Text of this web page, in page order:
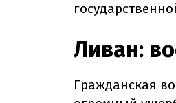
Ливан:
Гражданская